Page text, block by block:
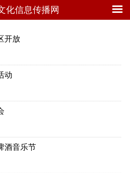
化信息传播网
开放
动
酒音乐节